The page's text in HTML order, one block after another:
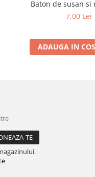
Baton de susan si
7,00 Lei
ADAUGA IN COS